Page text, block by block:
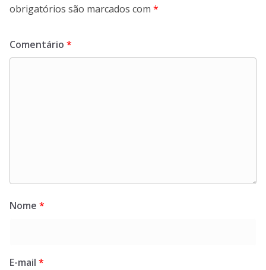
obrigatórios são marcados com *
Comentário *
Nome *
E-mail *